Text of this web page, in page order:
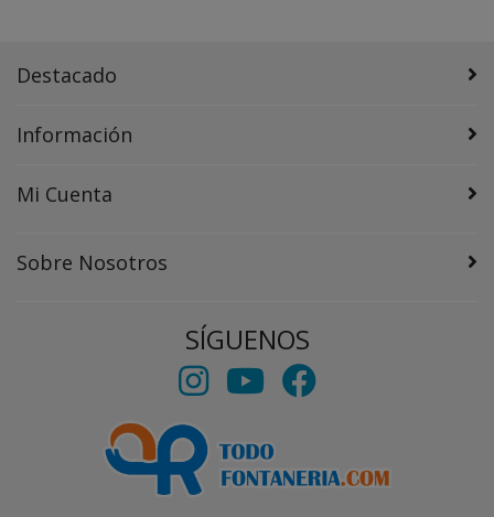
Destacado
Información
Mi Cuenta
Sobre Nosotros
SÍGUENOS